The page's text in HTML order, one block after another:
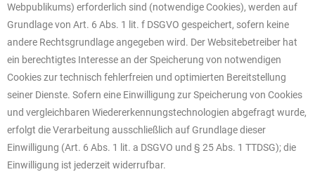
Webpublikums) erforderlich sind (notwendige Cookies), werden auf
Grundlage von Art. 6 Abs. 1 lit. f DSGVO gespeichert, sofern keine
andere Rechtsgrundlage angegeben wird. Der Websitebetreiber hat
ein berechtigtes Interesse an der Speicherung von notwendigen
Cookies zur technisch fehlerfreien und optimierten Bereitstellung
seiner Dienste. Sofern eine Einwilligung zur Speicherung von Cookies
und vergleichbaren Wiedererkennungstechnologien abgefragt wurde,
erfolgt die Verarbeitung ausschließlich auf Grundlage dieser
Einwilligung (Art. 6 Abs. 1 lit. a DSGVO und § 25 Abs. 1 TTDSG); die
Einwilligung ist jederzeit widerrufbar.